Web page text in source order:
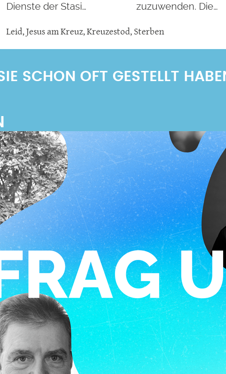
Dienste der Stasi…
zuzuwenden. Die…
Leid,Jesus am Kreuz,Kreuzestod,Sterben
SCHON OFT GESTELLT